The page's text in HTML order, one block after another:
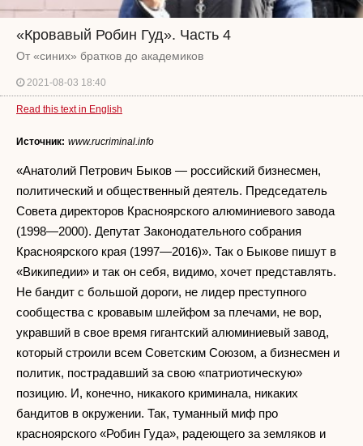
«Кровавый Робин Гуд». Часть 4
От «синих» братков до академиков
2021-08-03 18:40
Read this text in English
Источник: www.rucriminal.info
«Анатолий Петрович Быков — российский бизнесмен,
политический и общественный деятель. Председатель
Совета директоров Красноярского алюминиевого завода
(1998—2000). Депутат Законодательного собрания
Красноярского края (1997—2016)». Так о Быкове пишут в
«Википедии» и так он себя, видимо, хочет представлять.
Не бандит с большой дороги, не лидер преступного
сообщества с кровавым шлейфом за плечами, не вор,
укравший в свое время гигантский алюминиевый завод,
который строили всем Советским Союзом, а бизнесмен и
политик, пострадавший за свою «патриотическую»
позицию. И, конечно, никакого криминала, никаких
бандитов в окружении. Так, туманный миф про
красноярского «Робин Гуда», радеющего за земляков и